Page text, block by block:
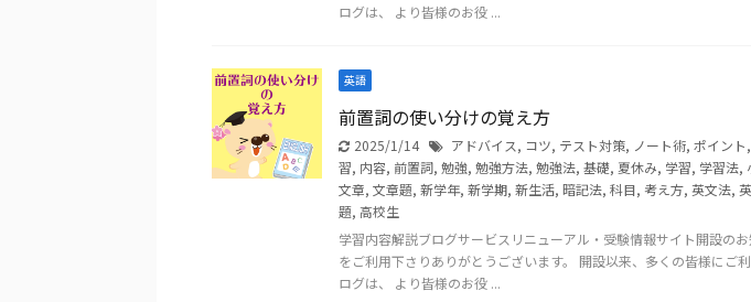
ログは、 より皆様のお役 ...
英語
前置詞の使い分けの覚え方
2025/1/14 アドバイス, コツ, テスト対策, ノート術, ポイント,
習, 内容, 前置詞, 勉強, 勉強方法, 勉強法, 基礎, 夏休み, 学習, 学習法,
文章, 文章題, 新学年, 新学期, 新生活, 暗記法, 科目, 考え方, 英文法,
題, 高校生
学習内容解説ブログサービスリニューアル・受験情報サイト開設の
をご利用下さりありがとうございます。 開設以来、多くの皆様にご
ログは、 より皆様のお役 ...